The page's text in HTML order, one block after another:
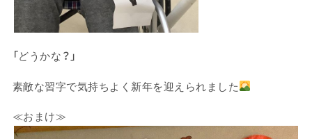
「どうかな？」
素敵な習字で気持ちよく新年を迎えられました
≪おまけ≫